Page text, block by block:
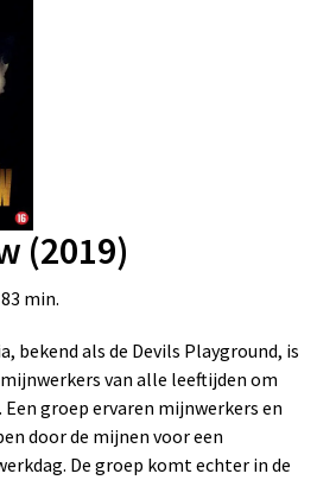
(2019)
min.
bekend als de Devils Playground, is
van alle leeftijden om
groep ervaren mijnwerkers en
door de mijnen voor een
De groep komt echter in de